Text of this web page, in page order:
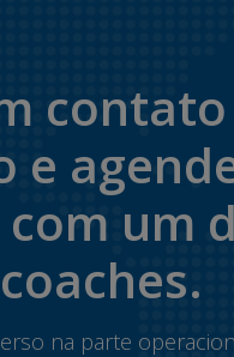
contato
e
um
na parte